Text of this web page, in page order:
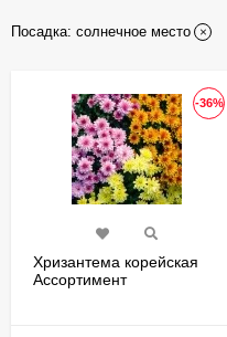
Посадка: солнечное место
-36%
Хризантема корейская
Ассортимент